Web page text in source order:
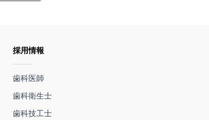
採用情報
歯科医師
歯科衛生士
歯科技工士